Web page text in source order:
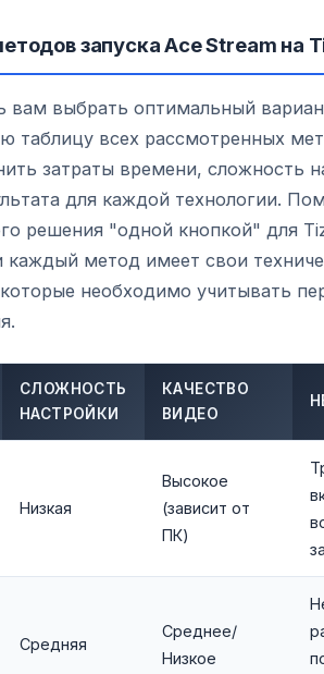
запуска Ace Stream на
вам выбрать оптимальный
таблицу всех рассмотренных
затраты времени, сложность
для каждой технологии.
решения "одной кнопкой" для
каждый метод имеет свои
необходимо учитывать
СЛОЖНОСТЬ
НАСТРОЙКИ
КАЧЕСТВО
ВИДЕО
Низкая
Высокое
(зависит от
ПК)
Средняя
Среднее/
Низкое